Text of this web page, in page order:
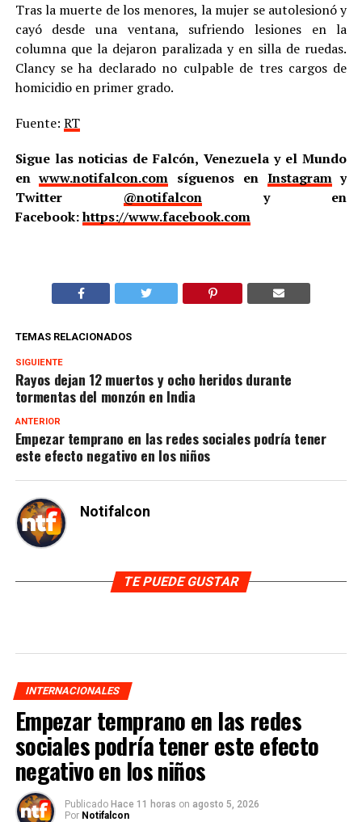
Tras la muerte de los menores, la mujer se autolesionó y
cayó desde una ventana, sufriendo lesiones en la
columna que la dejaron paralizada y en silla de ruedas.
Clancy se ha declarado no culpable de tres cargos de
homicidio en primer grado.
Fuente: RT
Sigue las noticias de Falcón, Venezuela y el Mundo
enwww.notifalcon.com síguenos en Instagramy
Twitter @notifalcony en
Facebook:https://www.facebook.com
TEMAS RELACIONADOS
SIGUIENTE
Rayos dejan 12 muertos y ocho heridos durante
tormentas del monzón en India
ANTERIOR
Empezar temprano en las redes sociales podría tener
este efecto negativo en los niños
Notifalcon
TE PUEDE GUSTAR
INTERNACIONALES
Empezar temprano en las redes
sociales podría tener este efecto
negativo en los niños
Publicado Hace 11 horas on agosto 5, 2026
Por Notifalcon